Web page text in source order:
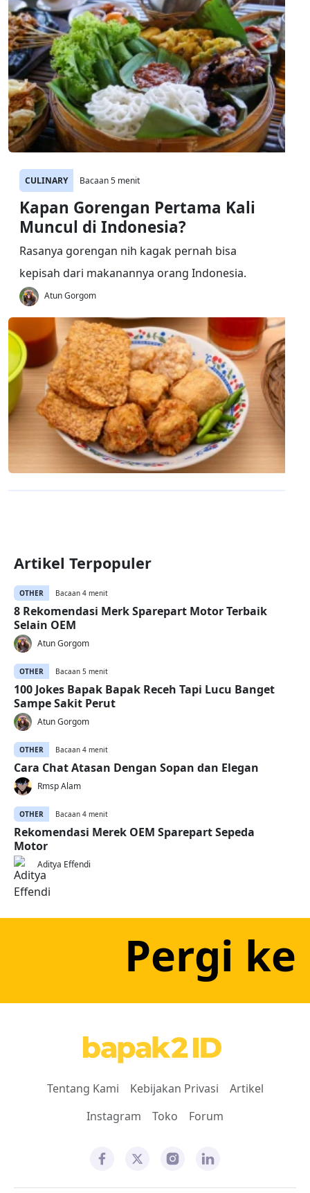
CULINARY Bacaan 5 menit
Kapan Gorengan Pertama Kali
Muncul di Indonesia?
Rasanya gorengan nih kagak pernah bisa
kepisah dari makanannya orang Indonesia.
Atun Gorgom
Artikel Terpopuler
OTHER Bacaan 4 menit
8 Rekomendasi Merk Sparepart Motor Terbaik
Selain OEM
Atun Gorgom
OTHER Bacaan 5 menit
100 Jokes Bapak Bapak Receh Tapi Lucu Banget
Sampe Sakit Perut
Atun Gorgom
OTHER Bacaan 4 menit
Cara Chat Atasan Dengan Sopan dan Elegan
Rmsp Alam
OTHER Bacaan 4 menit
Rekomendasi Merek OEM Sparepart Sepeda
Motor
Aditya Effendi
Pergi
Tentang Kami Kebijakan Privasi
Artikel
Instagram
Toko Forum